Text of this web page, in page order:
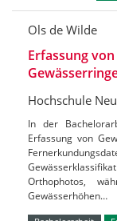
Ols de Wilde
Erfassung
Hochschule
In der
Erfassung von
Orthophotos,
Gewässerhöhen…